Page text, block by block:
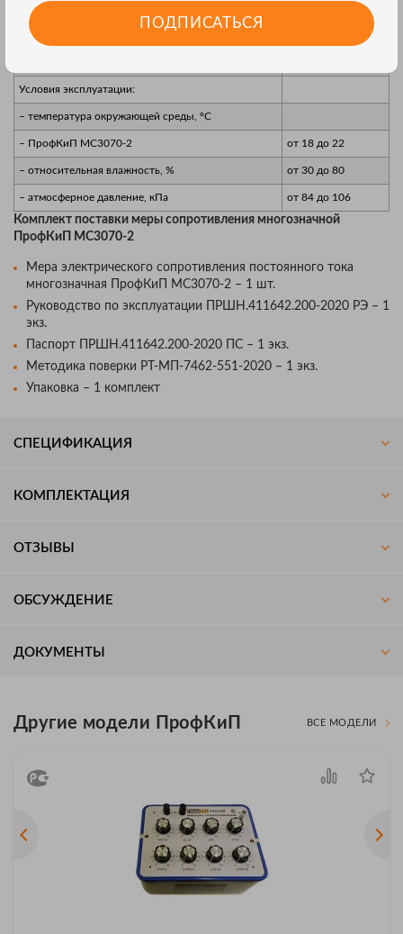
Габаритные размеры (высота×ширина×длина), мм,
не более
Условия эксплуатации:
– температура окружающей среды, ºС
– ПрофКиП МС3070-2 от 18 до 22
– относительная влажность, % от 30 до 80
– атмосферное давление, кПа от 84 до 106
Комплект поставки меры сопротивления многозначной
ПрофКиП МС3070-2
Мера электрического сопротивления постоянного тока
многозначная ПрофКиП МС3070-2 – 1 шт.
Руководство по эксплуатации ПРШН.411642.200-2020 РЭ – 1
экз.
Паспорт ПРШН.411642.200-2020 ПС – 1 экз.
Методика поверки РТ-МП-7462-551-2020 – 1 экз.
Упаковка – 1 комплект
СПЕЦИФИКАЦИЯ
КОМПЛЕКТАЦИЯ
ОТЗЫВЫ
ОБСУЖДЕНИЕ
ДОКУМЕНТЫ
Другие модели ПрофКиП ВСЕ МОДЕЛИ
ПОДПИСАТЬСЯ